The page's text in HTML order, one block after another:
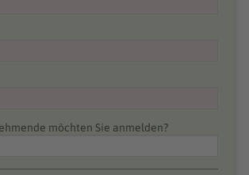
möchten Sie anmelden?